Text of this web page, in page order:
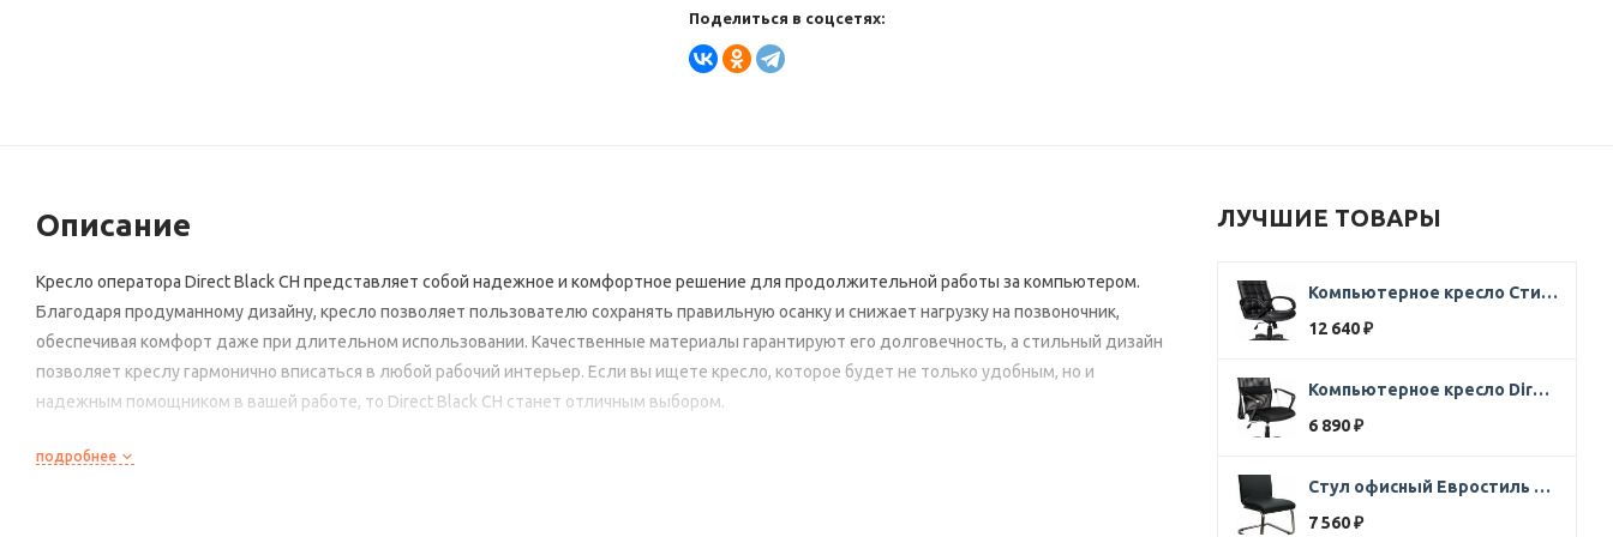
Поделиться в соцсетях:
ЛУЧШИЕ ТОВАРЫ
Компьютерное кресло Стиль Ультра SOFT кожа черная
12 640 ₽
Компьютерное кресло Direct ткань черная
6 890 ₽
Стул офисный Евростиль 250 (стул сбербанк) кожзам черный
7 560 ₽
Описание
Кресло оператора Direct Black CH представляет собой надежное и комфортное решение для продолжительной работы за компьютером.
Благодаря продуманному дизайну, кресло позволяет пользователю сохранять правильную осанку и снижает нагрузку на позвоночник,
обеспечивая комфорт даже при длительном использовании. Качественные материалы гарантируют его долговечность, а стильный дизайн
позволяет креслу гармонично вписаться в любой рабочий интерьер. Если вы ищете кресло, которое будет не только удобным, но и
надежным помощником в вашей работе, то Direct Black CH станет отличным выбором.
подробнее